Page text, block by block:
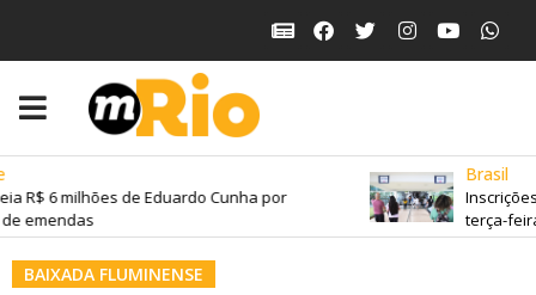
R$ 6 milhões de Eduardo Cunha por
emendas
Brasil
terça-feira
BAIXADA FLUMINENSE